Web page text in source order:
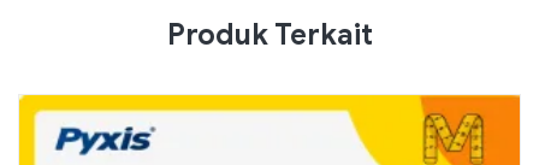
Produk Terkait